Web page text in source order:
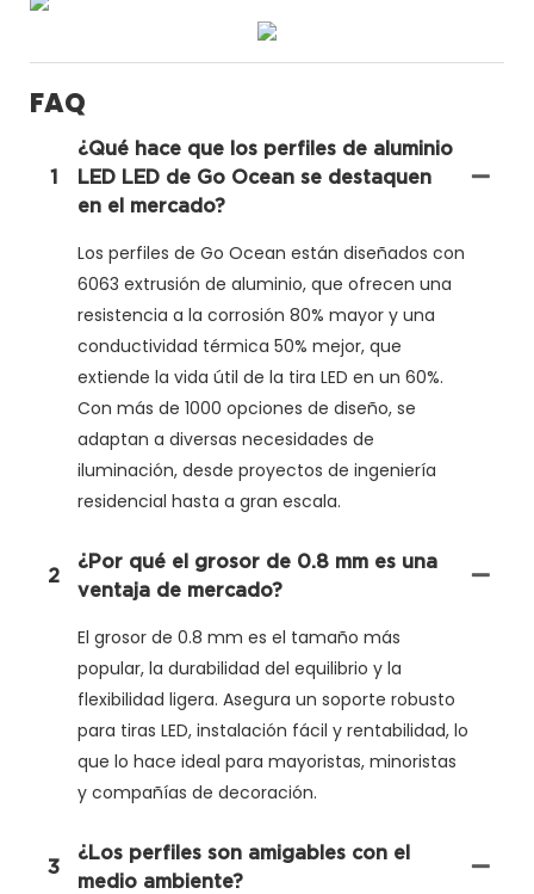
FAQ
1
¿Qué hace que los perfiles de aluminio
LED LED de Go Ocean se destaquen
en el mercado?
Los perfiles de Go Ocean están diseñados con
6063 extrusión de aluminio, que ofrecen una
resistencia a la corrosión 80% mayor y una
conductividad térmica 50% mejor, que
extiende la vida útil de la tira LED en un 60%.
Con más de 1000 opciones de diseño, se
adaptan a diversas necesidades de
iluminación, desde proyectos de ingeniería
residencial hasta a gran escala.
2
¿Por qué el grosor de 0.8 mm es una
ventaja de mercado?
El grosor de 0.8 mm es el tamaño más
popular, la durabilidad del equilibrio y la
flexibilidad ligera. Asegura un soporte robusto
para tiras LED, instalación fácil y rentabilidad, lo
que lo hace ideal para mayoristas, minoristas
y compañías de decoración.
3
¿Los perfiles son amigables con el
medio ambiente?